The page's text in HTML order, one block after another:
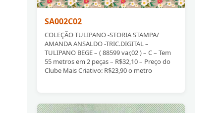
SA002C02
COLEÇÃO TULIPANO -STORIA STAMPA/
AMANDA ANSALDO -TRIC.DIGITAL –
TULIPANO BEGE – ( 88599 var,02 ) – C – Tem
55 metros em 2 peças – R$32,10 – Preço do
Clube Mais Criativo: R$23,90 o metro